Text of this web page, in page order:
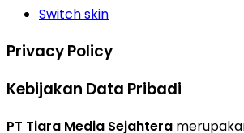
Switch skin
Privacy Policy
Kebijakan Data Pribadi
PT Tiara Media Sejahtera